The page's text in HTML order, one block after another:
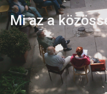
Mi az a